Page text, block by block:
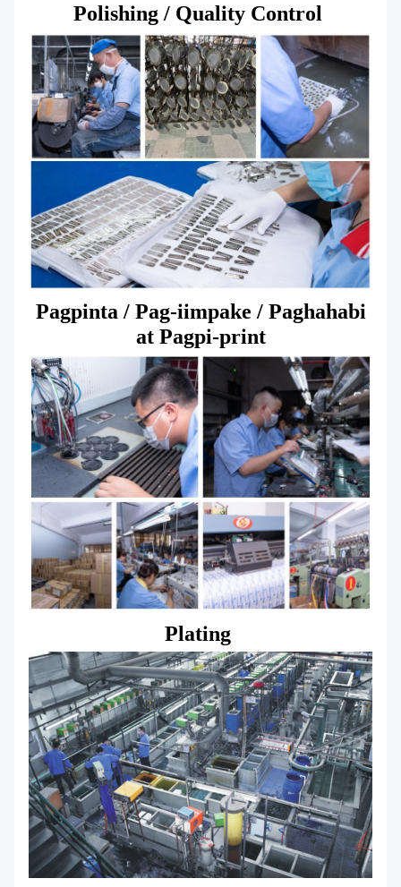
Polishing / Quality Control
Pagpinta / Pag-iimpake / Paghahabi
at Pagpi-print
Plating